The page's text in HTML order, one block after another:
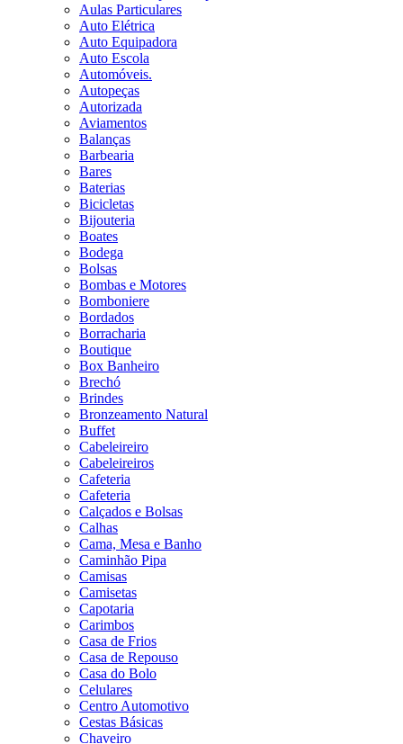
Aulas Particulares
Auto Elétrica
Auto Equipadora
Auto Escola
Automóveis.
Autopeças
Autorizada
Aviamentos
Balanças
Barbearia
Bares
Baterias
Bicicletas
Bijouteria
Boates
Bodega
Bolsas
Bombas e Motores
Bomboniere
Bordados
Borracharia
Boutique
Box Banheiro
Brechó
Brindes
Bronzeamento Natural
Buffet
Cabeleireiro
Cabeleireiros
Cafeteria
Cafeteria
Calçados e Bolsas
Calhas
Cama, Mesa e Banho
Caminhão Pipa
Camisas
Camisetas
Capotaria
Carimbos
Casa de Frios
Casa de Repouso
Casa do Bolo
Celulares
Centro Automotivo
Cestas Básicas
Chaveiro